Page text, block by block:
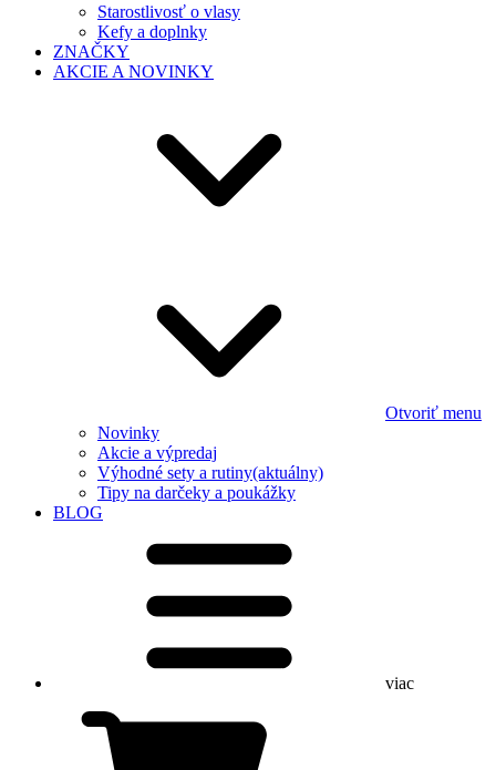
Starostlivosť o vlasy
Kefy a doplnky
ZNAČKY
AKCIE A NOVINKY
Otvoriť menu
Novinky
Akcie a výpredaj
Výhodné sety a rutiny(aktuálny)
Tipy na darčeky a poukážky
BLOG
viac